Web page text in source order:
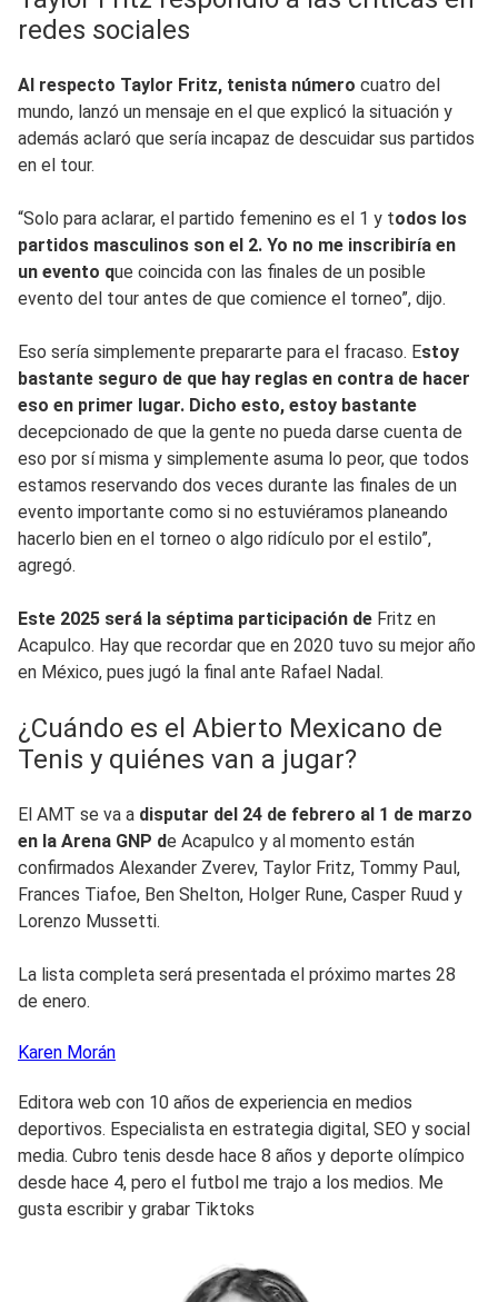
redes sociales
Al respecto Taylor Fritz, tenista número cuatro del
mundo, lanzó un mensaje en el que explicó la situación y
además aclaró que sería incapaz de descuidar sus partidos
en el tour.
“Solo para aclarar, el partido femenino es el 1 y todos los
partidos masculinos son el 2. Yo no me inscribiría en
un evento que coincida con las finales de un posible
evento del tour antes de que comience el torneo”, dijo.
Eso sería simplemente prepararte para el fracaso. Estoy
bastante seguro de que hay reglas en contra de hacer
eso en primer lugar. Dicho esto, estoy bastante
decepcionado de que la gente no pueda darse cuenta de
eso por sí misma y simplemente asuma lo peor, que todos
estamos reservando dos veces durante las finales de un
evento importante como si no estuviéramos planeando
hacerlo bien en el torneo o algo ridículo por el estilo”,
agregó.
Este 2025 será la séptima participación de Fritz en
Acapulco. Hay que recordar que en 2020 tuvo su mejor año
en México, pues jugó la final ante Rafael Nadal.
¿Cuándo es el Abierto Mexicano de
Tenis y quiénes van a jugar?
El AMT se va a disputar del 24 de febrero al 1 de marzo
en la Arena GNP de Acapulco y al momento están
confirmados Alexander Zverev, Taylor Fritz, Tommy Paul,
Frances Tiafoe, Ben Shelton, Holger Rune, Casper Ruud y
Lorenzo Mussetti.
La lista completa será presentada el próximo martes 28
de enero.
Karen Morán
Editora web con 10 años de experiencia en medios
deportivos. Especialista en estrategia digital, SEO y social
media. Cubro tenis desde hace 8 años y deporte olímpico
desde hace 4, pero el futbol me trajo a los medios. Me
gusta escribir y grabar Tiktoks